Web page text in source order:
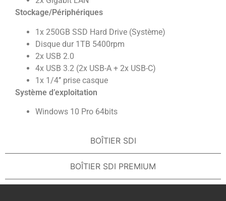
BOÎTIER SDI
BOÎTIER SDI PREMIUM
Stockage/Périphériques
1x 250GB SSD Hard Drive (Système)
Disque dur 1TB 5400rpm
2x USB 2.0
4x USB 3.2 (2x USB-A + 2x USB-C)
1x 1/4’’ prise casque
Système d’exploitation
Windows 10 Pro 64bits